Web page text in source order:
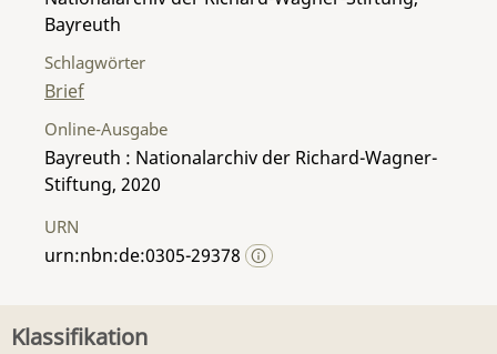
Bayreuth
Schlagwörter
Brief
Online-Ausgabe
Bayreuth : Nationalarchiv der Richard-Wagner-
Stiftung, 2020
URN
urn:nbn:de:0305-29378
Klassifikation